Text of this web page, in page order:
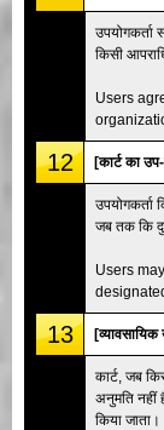
किसी
Users
12 [कार्ट का
उपयोगकर्ता
जब तक कि
Users
13
कार्ट, जब
अनुमति नहीं
किया जाता।